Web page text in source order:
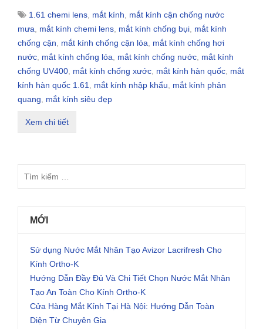
1.61 chemi lens mắt kính
mắt kính cận chống nước
mưa
mắt kính chemi lens mắt kính chống bụi mắt kính
chống cận
mắt kính chống cận lóa
mắt kính chống hơi
nước mắt kính chống lóa mắt kính chống nước mắt kính
chống UV400 mắt kính chống xước mắt kính hàn quốc mắt
kính hàn quốc 1.61
mắt kính nhập khẩu
mắt kính phản
quang
mắt kính siêu đẹp
Xem chi tiết
MỚI
Sử dụng Nước Mắt Nhân Tạo Avizor Lacrifresh Cho
Kính Ortho-K
Hướng Dẫn Đầy Đủ Và Chi Tiết Chọn Nước Mắt Nhân
Tạo An Toàn Cho Kính Ortho-K
Cửa Hàng Mắt Kính Tại Hà Nội: Hướng Dẫn Toàn
Diện Từ Chuyên Gia